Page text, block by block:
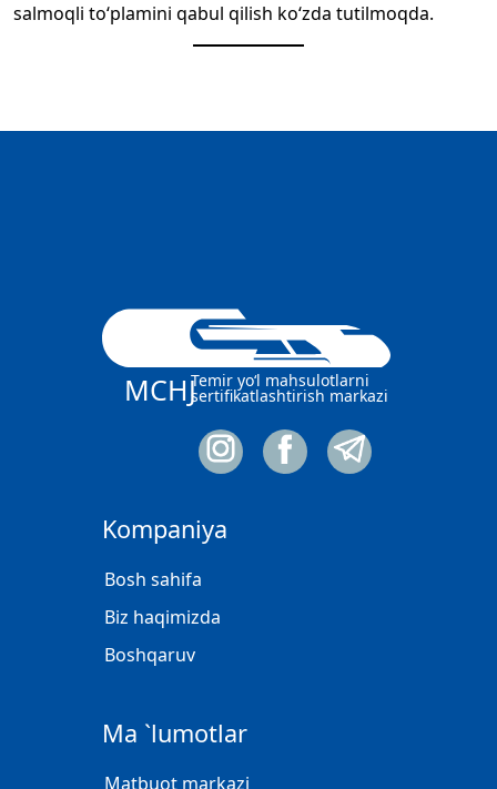
salmoqli to‘plamini qabul qilish ko‘zda tutilmoqda.
MCHJTemir yo‘l mahsulotlarni
sertifikatlashtirish markazi
Kompaniya
Bosh sahifa
Biz haqimizda
Boshqaruv
Ma `lumotlar
Matbuot markazi